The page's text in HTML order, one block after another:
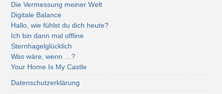
Die Vermessung meiner Welt
Digitale Balance
Hallo, wie fühlst du dich heute?
Ich bin dann mal offline
Sternhagelglücklich
Was wäre, wenn …?
Your Home Is My Castle
Datenschutzerklärung